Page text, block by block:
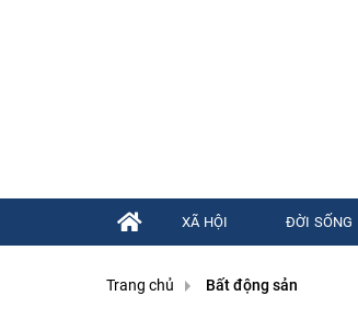
XÃ HỘI ĐỜI SỐNG
Trang chủ Bất động sản